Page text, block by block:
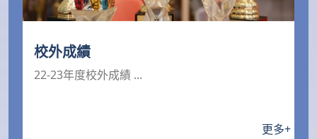
校外成績
22-23年度校外成績 ...
更多+